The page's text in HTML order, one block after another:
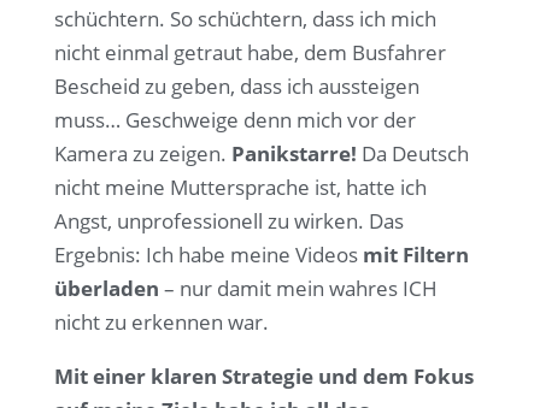
schüchtern. So schüchtern, dass ich mich
nicht einmal getraut habe, dem Busfahrer
Bescheid zu geben, dass ich aussteigen
muss… Geschweige denn mich vor der
Kamera zu zeigen. Panikstarre! Da Deutsch
nicht meine Muttersprache ist, hatte ich
Angst, unprofessionell zu wirken. Das
Ergebnis: Ich habe meine Videos mit Filtern
überladen – nur damit mein wahres ICH
nicht zu erkennen war.
Mit einer klaren Strategie und dem Fokus